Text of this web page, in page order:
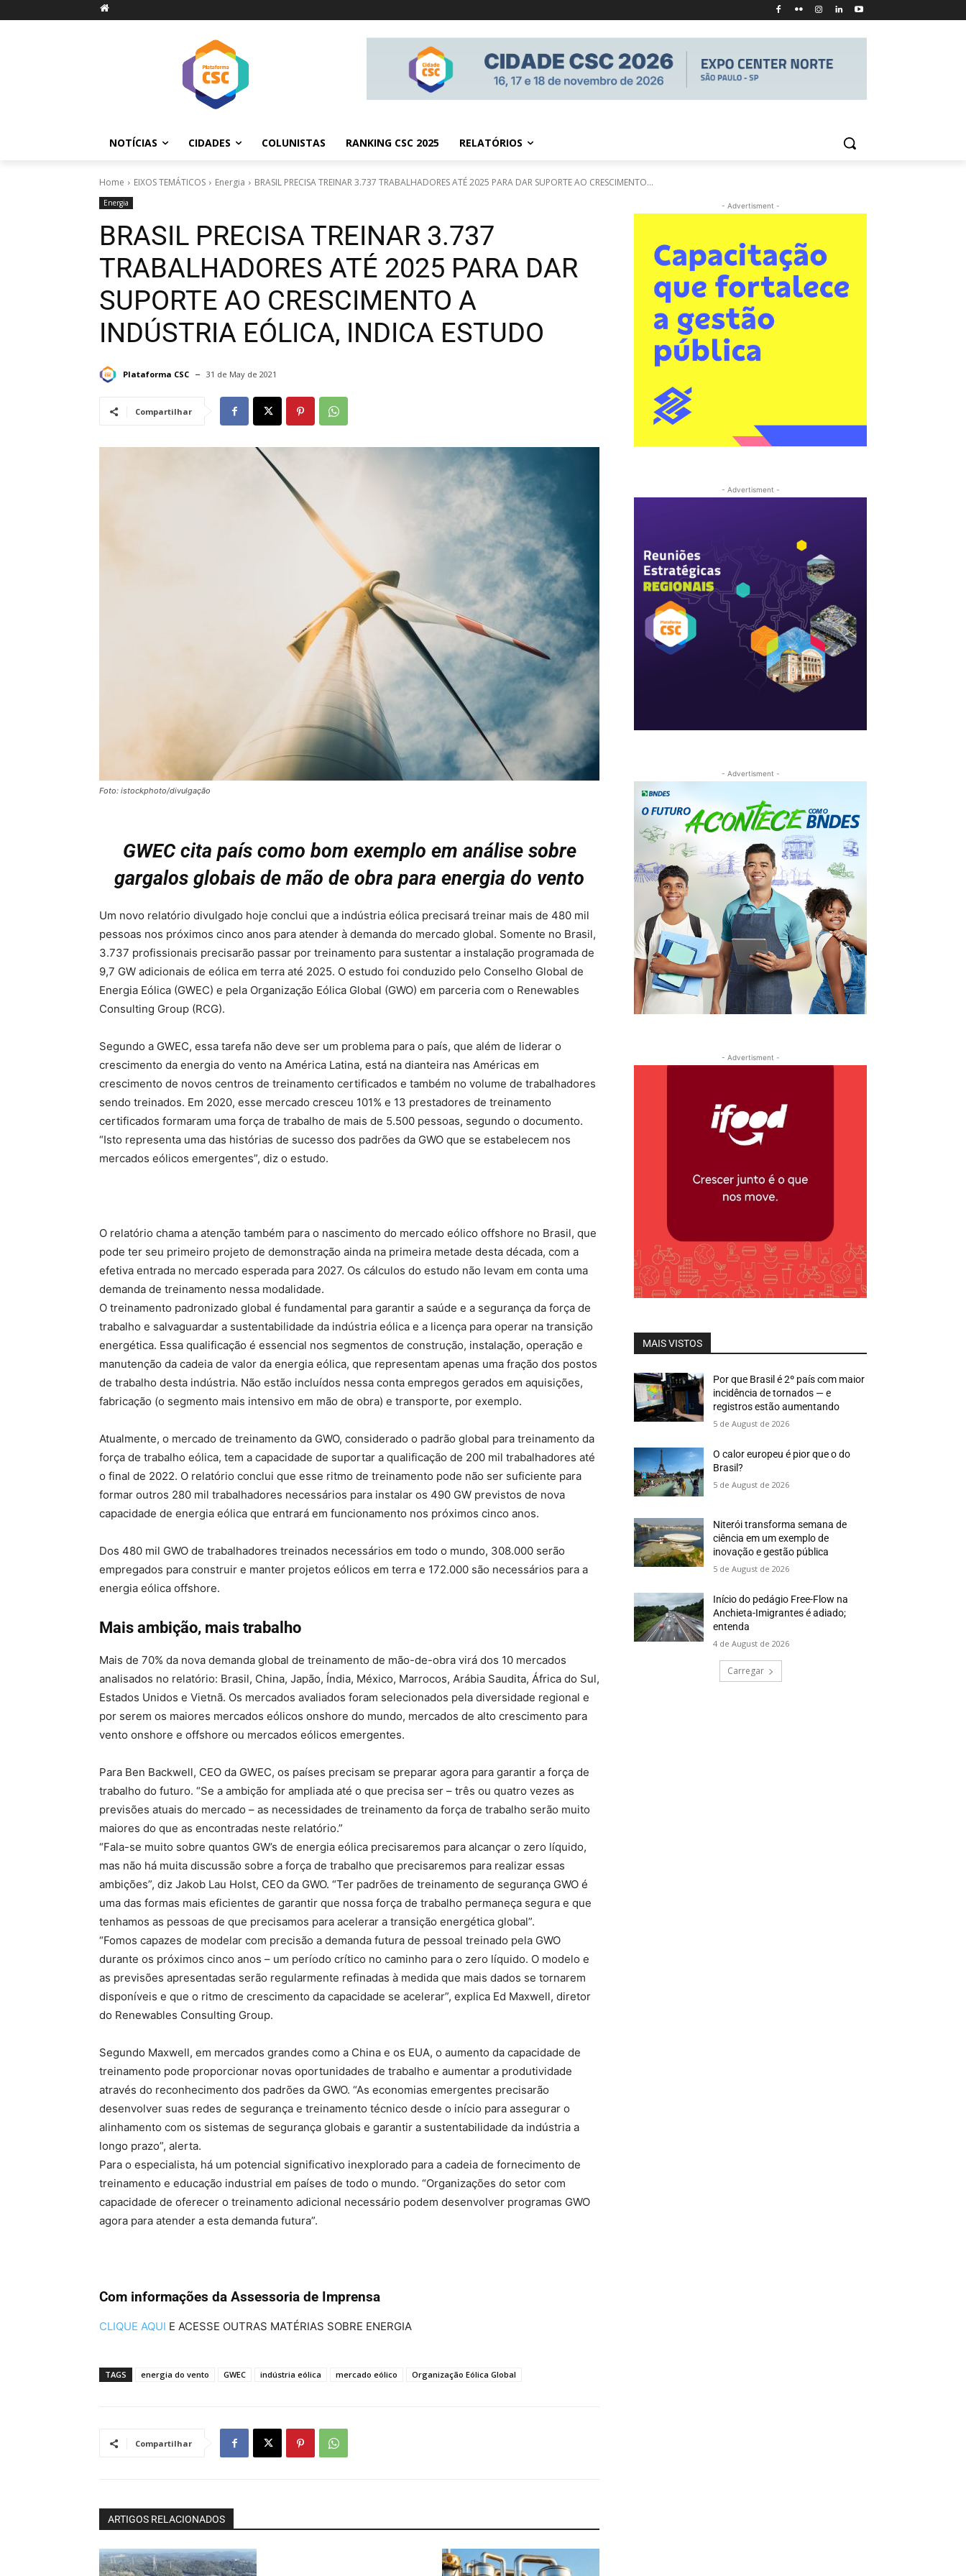
NOTÍCIAS CIDADES COLUNISTAS RANKING CSC 2025 RELATÓRIOS
Home EIXOS TEMÁTICOS Energia BRASIL PRECISA TREINAR 3.737 TRABALHADORES ATÉ 2025 PARA DAR SUPORTE AO CRESCIMENTO...
Energia
BRASIL PRECISA TREINAR 3.737
TRABALHADORES ATÉ 2025 PARA DAR
SUPORTE AO CRESCIMENTO A
INDÚSTRIA EÓLICA, INDICA ESTUDO
Plataforma CSC 31 de May de 2021
Compartilhar
Foto: istockphoto/divulgação
GWEC cita país como bom exemplo em análise sobre
gargalos globais de mão de obra para energia do vento
Um novo relatório divulgado hoje conclui que a indústria eólica precisará treinar mais de 480 mil
pessoas nos próximos cinco anos para atender à demanda do mercado global. Somente no Brasil,
3.737 profissionais precisarão passar por treinamento para sustentar a instalação programada de
9,7 GW adicionais de eólica em terra até 2025. O estudo foi conduzido pelo Conselho Global de
Energia Eólica (GWEC) e pela Organização Eólica Global (GWO) em parceria com o Renewables
Consulting Group (RCG).
Segundo a GWEC, essa tarefa não deve ser um problema para o país, que além de liderar o
crescimento da energia do vento na América Latina, está na dianteira nas Américas em
crescimento de novos centros de treinamento certificados e também no volume de trabalhadores
sendo treinados. Em 2020, esse mercado cresceu 101% e 13 prestadores de treinamento
certificados formaram uma força de trabalho de mais de 5.500 pessoas, segundo o documento.
“Isto representa uma das histórias de sucesso dos padrões da GWO que se estabelecem nos
mercados eólicos emergentes”, diz o estudo.
O relatório chama a atenção também para o nascimento do mercado eólico offshore no Brasil, que
pode ter seu primeiro projeto de demonstração ainda na primeira metade desta década, com a
efetiva entrada no mercado esperada para 2027. Os cálculos do estudo não levam em conta uma
demanda de treinamento nessa modalidade.
O treinamento padronizado global é fundamental para garantir a saúde e a segurança da força de
trabalho e salvaguardar a sustentabilidade da indústria eólica e a licença para operar na transição
energética. Essa qualificação é essencial nos segmentos de construção, instalação, operação e
manutenção da cadeia de valor da energia eólica, que representam apenas uma fração dos postos
de trabalho desta indústria. Não estão incluídos nessa conta empregos gerados em aquisições,
fabricação (o segmento mais intensivo em mão de obra) e transporte, por exemplo.
Atualmente, o mercado de treinamento da GWO, considerado o padrão global para treinamento da
força de trabalho eólica, tem a capacidade de suportar a qualificação de 200 mil trabalhadores até
o final de 2022. O relatório conclui que esse ritmo de treinamento pode não ser suficiente para
formar outros 280 mil trabalhadores necessários para instalar os 490 GW previstos de nova
capacidade de energia eólica que entrará em funcionamento nos próximos cinco anos.
Dos 480 mil GWO de trabalhadores treinados necessários em todo o mundo, 308.000 serão
empregados para construir e manter projetos eólicos em terra e 172.000 são necessários para a
energia eólica offshore.
Mais ambição, mais trabalho
Mais de 70% da nova demanda global de treinamento de mão-de-obra virá dos 10 mercados
analisados no relatório: Brasil, China, Japão, Índia, México, Marrocos, Arábia Saudita, África do Sul,
Estados Unidos e Vietnã. Os mercados avaliados foram selecionados pela diversidade regional e
por serem os maiores mercados eólicos onshore do mundo, mercados de alto crescimento para
vento onshore e offshore ou mercados eólicos emergentes.
Para Ben Backwell, CEO da GWEC, os países precisam se preparar agora para garantir a força de
trabalho do futuro. “Se a ambição for ampliada até o que precisa ser – três ou quatro vezes as
previsões atuais do mercado – as necessidades de treinamento da força de trabalho serão muito
maiores do que as encontradas neste relatório.”
“Fala-se muito sobre quantos GW’s de energia eólica precisaremos para alcançar o zero líquido,
mas não há muita discussão sobre a força de trabalho que precisaremos para realizar essas
ambições”, diz Jakob Lau Holst, CEO da GWO. “Ter padrões de treinamento de segurança GWO é
uma das formas mais eficientes de garantir que nossa força de trabalho permaneça segura e que
tenhamos as pessoas de que precisamos para acelerar a transição energética global”.
“Fomos capazes de modelar com precisão a demanda futura de pessoal treinado pela GWO
durante os próximos cinco anos – um período crítico no caminho para o zero líquido. O modelo e
as previsões apresentadas serão regularmente refinadas à medida que mais dados se tornarem
disponíveis e que o ritmo de crescimento da capacidade se acelerar”, explica Ed Maxwell, diretor
do Renewables Consulting Group.
Segundo Maxwell, em mercados grandes como a China e os EUA, o aumento da capacidade de
treinamento pode proporcionar novas oportunidades de trabalho e aumentar a produtividade
através do reconhecimento dos padrões da GWO. “As economias emergentes precisarão
desenvolver suas redes de segurança e treinamento técnico desde o início para assegurar o
alinhamento com os sistemas de segurança globais e garantir a sustentabilidade da indústria a
longo prazo”, alerta.
Para o especialista, há um potencial significativo inexplorado para a cadeia de fornecimento de
treinamento e educação industrial em países de todo o mundo. “Organizações do setor com
capacidade de oferecer o treinamento adicional necessário podem desenvolver programas GWO
agora para atender a esta demanda futura”.
Com informações da Assessoria de Imprensa
CLIQUE AQUI E ACESSE OUTRAS MATÉRIAS SOBRE ENERGIA
TAGS energia do vento GWEC indústria eólica mercado eólico Organização Eólica Global
Compartilhar
ARTIGOS RELACIONADOS
- Advertisment -
- Advertisment -
- Advertisment -
- Advertisment -
MAIS VISTOS
Por que Brasil é 2º país com maior
incidência de tornados — e
registros estão aumentando
5 de August de 2026
O calor europeu é pior que o do
Brasil?
5 de August de 2026
Niterói transforma semana de
ciência em um exemplo de
inovação e gestão pública
5 de August de 2026
Início do pedágio Free-Flow na
Anchieta-Imigrantes é adiado;
entenda
4 de August de 2026
Carregar